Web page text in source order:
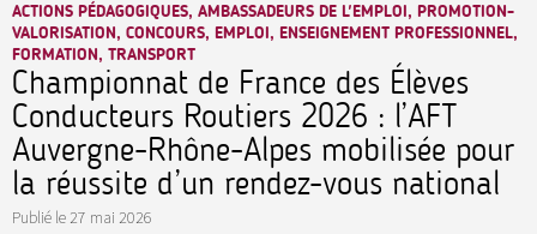
ACTIONS PÉDAGOGIQUES, AMBASSADEURS DE L'EMPLOI, PROMOTION-
VALORISATION, CONCOURS, EMPLOI, ENSEIGNEMENT PROFESSIONNEL,
FORMATION, TRANSPORT
Championnat de France des Élèves
Conducteurs Routiers 2026 : l’AFT
Auvergne-Rhône-Alpes mobilisée pour
la réussite d’un rendez-vous national
Publié le 27 mai 2026